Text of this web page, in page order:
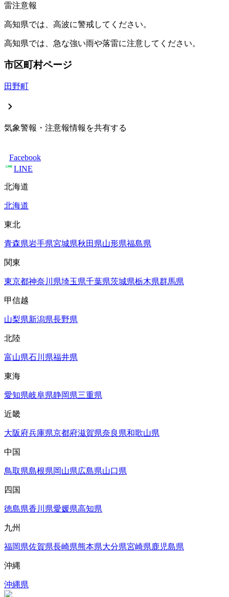
雷注意報
高知県では、高波に警戒してください。
高知県では、急な強い雨や落雷に注意してください。
市区町村ページ
田野町
気象警報・注意報情報を共有する
Facebook
LINE
北海道
北海道
東北
青森県岩手県宮城県秋田県山形県福島県
関東
東京都神奈川県埼玉県千葉県茨城県栃木県群馬県
甲信越
山梨県新潟県長野県
北陸
富山県石川県福井県
東海
愛知県岐阜県静岡県三重県
近畿
大阪府兵庫県京都府滋賀県奈良県和歌山県
中国
鳥取県島根県岡山県広島県山口県
四国
徳島県香川県愛媛県高知県
九州
福岡県佐賀県長崎県熊本県大分県宮崎県鹿児島県
沖縄
沖縄県